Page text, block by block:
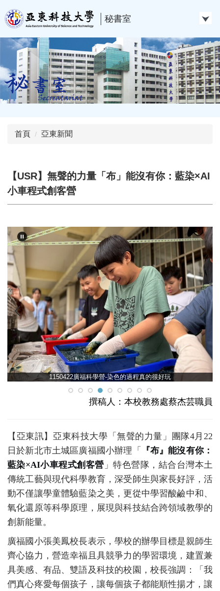
到
主
要
內
區
秘書室
首頁 亞東新聞
【USR】無聲的力量「布」能沒有你：藍染×AI
小車程式創客營
1150422廣福科學營-染色的過程真的很好玩
撰稿人：本校教務處蔡杰芸職員
【亞東訊】亞東科技大學「無聲的力量」團隊4月22
日於新北市土城區廣福國小辦理「
『布』能沒有你：
藍染×AI小車程式創客營 」特色營隊，結合台灣本土
傳統工藝與現代科學教育，深受師生與家長好評，活
動不僅讓學童體驗藍染之美，更從中學習酸鹼中和、
氧化還原等科學原理，展現與科技結合跨領域教學的
創新能量。
廣福國小張美鳳校長表示，學校的辦學目標是親師生
齊心協力，營造幸福且具競爭力的學習環境，建置兼
具美感、有品、雙語及科技的校園，校長強調：「我
們真心疼愛每個孩子，讓每個孩子都能順性揚才，讓